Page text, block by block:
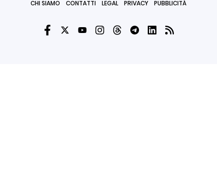
CHI SIAMO CONTATTI LEGAL PRIVACY PUBBLICITÀ